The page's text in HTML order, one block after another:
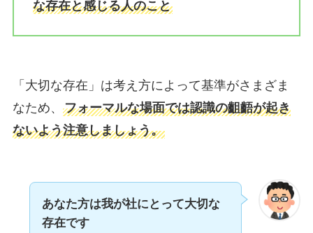
な存在と感じる人のこと
「大切な存在」は考え方によって基準がさまざま
なため、 フォーマルな場面では認識の齟齬が起き
ないよう注意しましょう。
あなた方は我が社にとって大切な
存在です